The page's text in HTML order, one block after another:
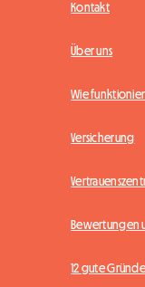
Kontakt
Über uns
Wie
Versicherung
Bewertungen
12 gute